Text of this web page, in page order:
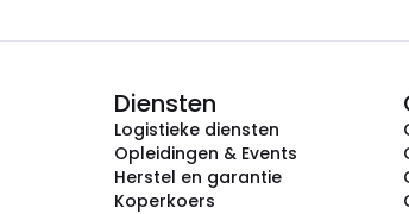
Diensten
Logistieke diensten
Opleidingen & Events
Herstel en garantie
Koperkoers